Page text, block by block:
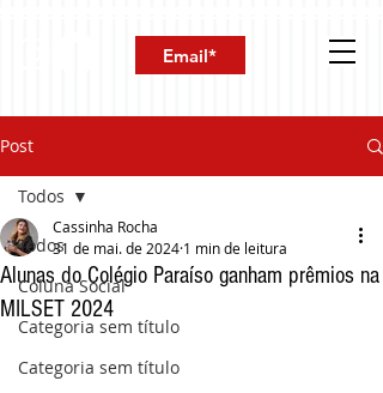
Post
Todos
Coluna Social
Categoria sem título
Categoria sem título
Todos
Alunas do Colégio Paraíso ganham prêmios na
MILSET 2024
Cassinha Rocha
31 de mai. de 2024 1 min de leitura